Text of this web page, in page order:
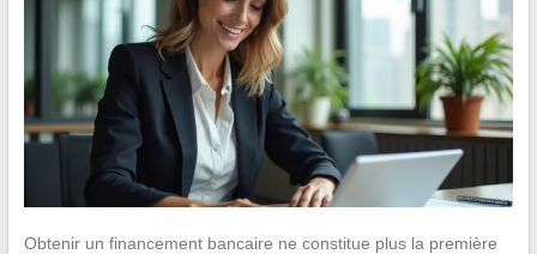
Obtenir un financement bancaire ne constitue plus la première